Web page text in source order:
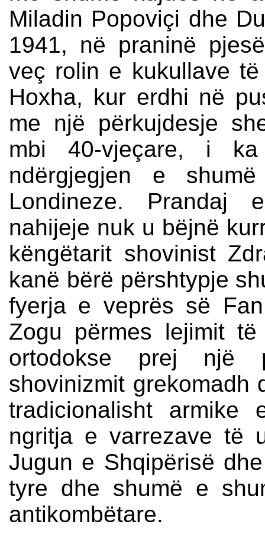
Miladin Popoviçi dhe
1941, në praninë
veç rolin e kukullave
Hoxha, kur erdhi në
me një përkujdesje
mbi 40-vjeçare, i
ndërgjegjen e
Londineze. Prandaj
nahijeje nuk u bëjnë
këngëtarit shovinist
kanë bërë përshtypje
fyerja e veprës së
Zogu përmes lejimit
ortodokse prej një
shovinizmit grekomadh
tradicionalisht armike
ngritja e varrezave të
Jugun e Shqipërisë
tyre dhe shumë e
antikombëtare.